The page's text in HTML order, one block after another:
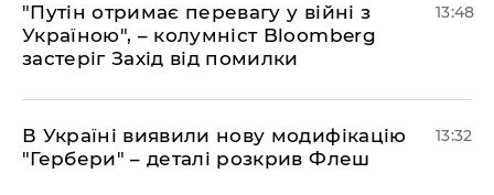
"Путін отримає перевагу у війні з
Україною", – колумніст Bloomberg
застеріг Захід від помилки
13:48
В Україні виявили нову модифікацію
"Гербери" – деталі розкрив Флеш
13:32